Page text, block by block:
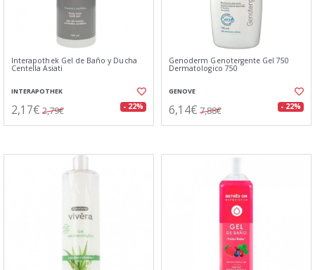
Interapothek Gel de Baño y Ducha
Centella Asiati
INTERAPOTHEK
2,17€ 2,79€ - 22%
Genoderm Genotergente Gel 750
Dermatologico 750
GENOVE
6,14€ 7,88€ - 22%